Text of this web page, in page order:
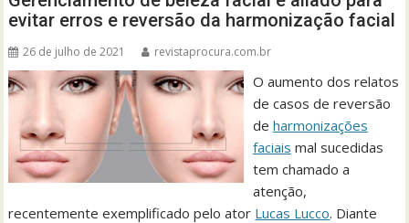
evitar erros e reversão da harmonização facial
26 de julho de 2021 revistaprocura.com.br
O aumento dos relatos
de casos de reversão
de harmonizações
faciais mal sucedidas
tem chamado a
atenção,
recentemente exemplificado pelo ator Lucas Lucco. Diante